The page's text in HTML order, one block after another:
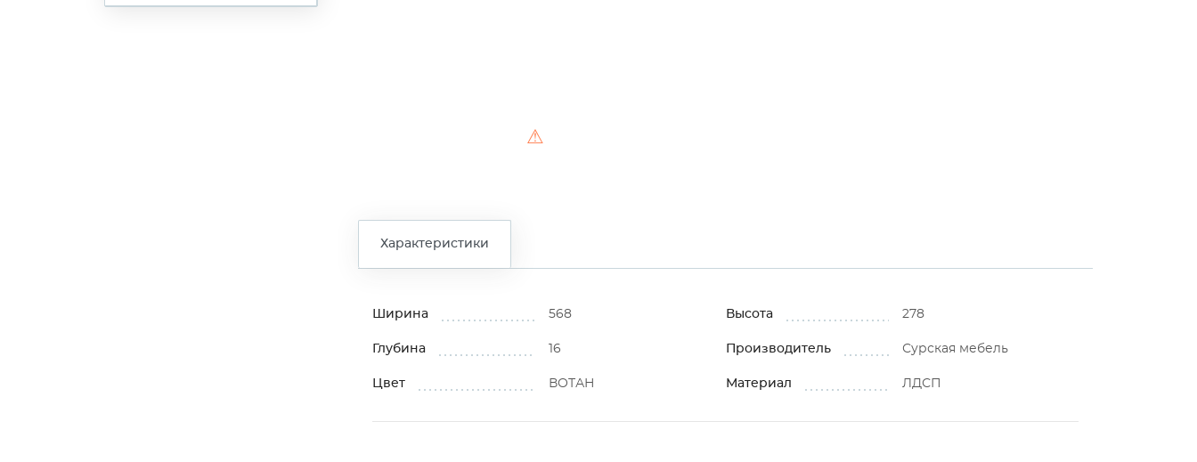
⚠
Характеристики
Ширина 568 Высота 278
Глубина 16 Производитель Сурская мебель
Цвет ВОТАН Материал ЛДСП